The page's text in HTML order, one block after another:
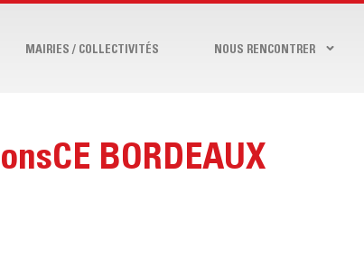
MAIRIES / COLLECTIVITÉS NOUS RENCONTRER
BORDEAUX